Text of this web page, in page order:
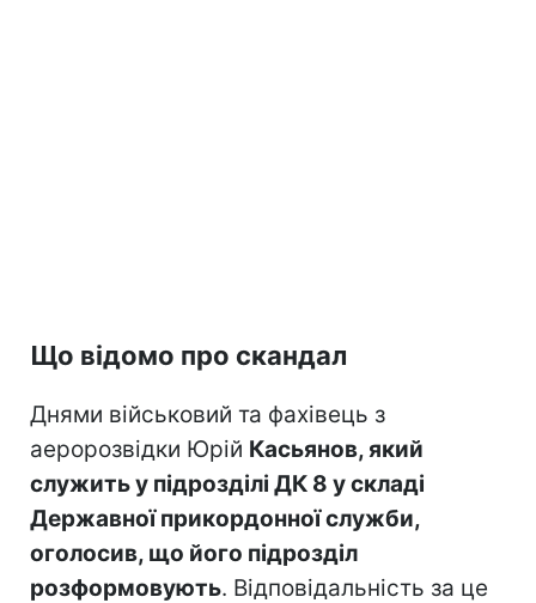
Що відомо про скандал
Днями військовий та фахівець з
аеророзвідки Юрій Касьянов, який
служить у підрозділі ДК 8 у складі
Державної прикордонної служби,
оголосив, що його підрозділ
розформовують. Відповідальність за це